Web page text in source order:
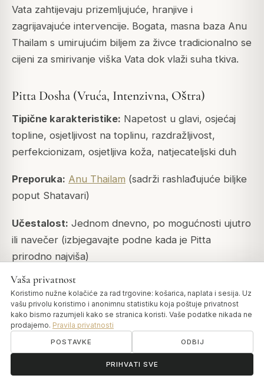
Vata zahtijevaju prizemljujuće, hranjive i
zagrijavajuće intervencije. Bogata, masna baza Anu
Thailam s umirujućim biljem za živce tradicionalno se
cijeni za smirivanje viška Vata dok vlaži suha tkiva.
Pitta Dosha (Vruća, Intenzivna, Oštra)
Tipične karakteristike: Napetost u glavi, osjećaj
topline, osjetljivost na toplinu, razdražljivost,
perfekcionizam, osjetljiva koža, natjecateljski duh
Preporuka: Anu Thailam (sadrži rashlađujuće biljke
poput Shatavari)
Učestalost: Jednom dnevno, po mogućnosti ujutro
ili navečer (izbjegavajte podne kada je Pitta
prirodno najviša)
Savjet za vrijeme primjene:
tijekom vrhunca Pitta vremena (10-14 sati) i vrhunca
Pitta sezone (ljeto). Večernja primjena idealna je za
Pitta tipove.
Vruće, oštre i intenzivne kvalitete
Pitta zahtijevaju hlađenje i umirujuće intervencije.
Vaša privatnost
Koristimo nužne kolačiće za rad trgovine: košarica, naplata i sesija. Uz
vašu privolu koristimo i anonimnu statistiku koja poštuje privatnost
kako bismo razumjeli kako se stranica koristi. Vaše podatke nikada ne
prodajemo. Pravila privatnosti
POSTAVKE ODBIJ
PRIHVATI SVE